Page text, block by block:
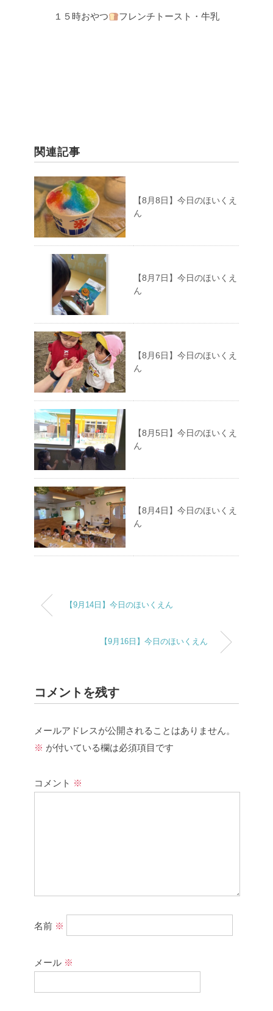
１５時おやつ フレンチトースト・牛乳
関連記事
【8月8日】今日のほいくえ
ん
【8月7日】今日のほいくえ
ん
【8月6日】今日のほいくえ
ん
【8月5日】今日のほいくえ
ん
【8月4日】今日のほいくえ
ん
【9月14日】今日のほいくえん
【9月16日】今日のほいくえん
コメントを残す
メールアドレスが公開されることはありません。
※ が付いている欄は必須項目です
コメント ※
名前 ※
メール ※